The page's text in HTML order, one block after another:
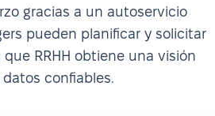
gracias a un autoservicio
pueden planificar y solicitar
RRHH obtiene una visión
confiables.